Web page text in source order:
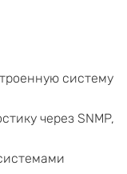
систему
через SNMP,